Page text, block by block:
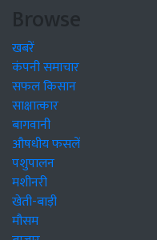
Browse
खबरें
कंपनी समाचार
सफल किसान
साक्षात्कार
बागवानी
औषधीय फसलें
पशुपालन
मशीनरी
खेती-बाड़ी
मौसम